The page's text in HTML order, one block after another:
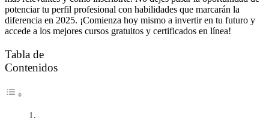
potenciar tu perfil profesional con habilidades que marcarán la
diferencia en 2025. ¡Comienza hoy mismo a invertir en tu futuro y
accede a los mejores cursos gratuitos y certificados en línea!
Tabla de
Contenidos